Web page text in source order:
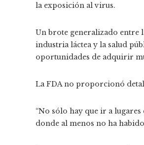
la exposición al virus.
Un brote generalizado entre
industria láctea y la salud
oportunidades de adquirir
La FDA no proporcionó
“No sólo hay que ir a
donde al menos no ha